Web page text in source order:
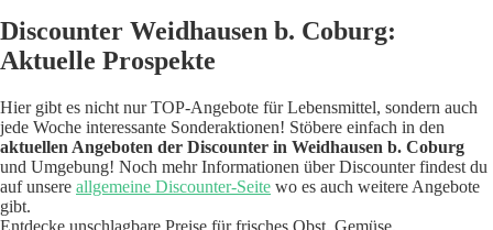
Discounter Weidhausen b. Coburg:
Aktuelle Prospekte
Hier gibt es nicht nur TOP-Angebote für Lebensmittel, sondern auch
jede Woche interessante Sonderaktionen! Stöbere einfach in den
aktuellen Angeboten der Discounter in Weidhausen b. Coburg
und Umgebung! Noch mehr Informationen über Discounter findest du
auf unsere allgemeine Discounter-Seite wo es auch weitere Angebote
gibt.